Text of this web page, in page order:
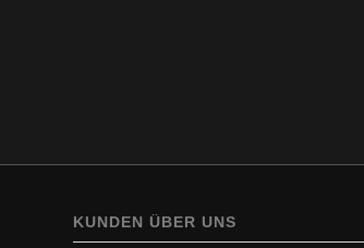
KUNDEN ÜBER UNS